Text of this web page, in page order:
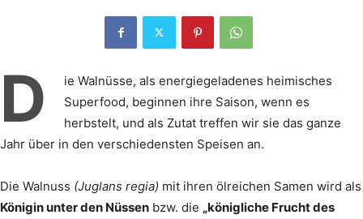
D
ie Walnüsse, als energiegeladenes heimisches
Superfood, beginnen ihre Saison, wenn es
herbstelt, und als Zutat treffen wir sie das ganze
Jahr über in den verschiedensten Speisen an.
Die Walnuss (Juglans regia) mit ihren ölreichen Samen wird als
Königin unter den Nüssen bzw. die „königliche Frucht des